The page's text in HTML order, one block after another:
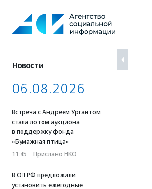
содержанию
Новости
06.08.2026
Встреча с Андреем Ургантом
стала лотом аукциона
в поддержку фонда
«Бумажная птица»
11:45 · Прислано НКО
В ОП РФ предложили
установить ежегодные